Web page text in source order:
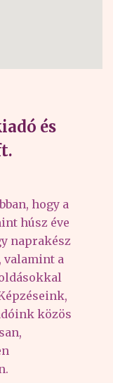
és
hogy a
húsz éve
naprakész
valamint a
közös